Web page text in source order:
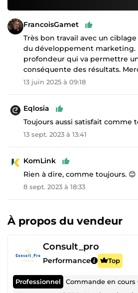
FrancoisGamet
Très bon travail avec un
du développement marketing.
profondeur qui va permettre
conséquente des résultats.
13 juin 2025 à 09:18
Eqlosia
Toujours aussi satisfait comme
13 sept. 2023 à 13:41
KomLink
Rien à dire, comme toujours. 😊
8 sept. 2023 à 18:33
À propos du vendeur
Consult_pro
Performance Top
Professionnel Commande en cours